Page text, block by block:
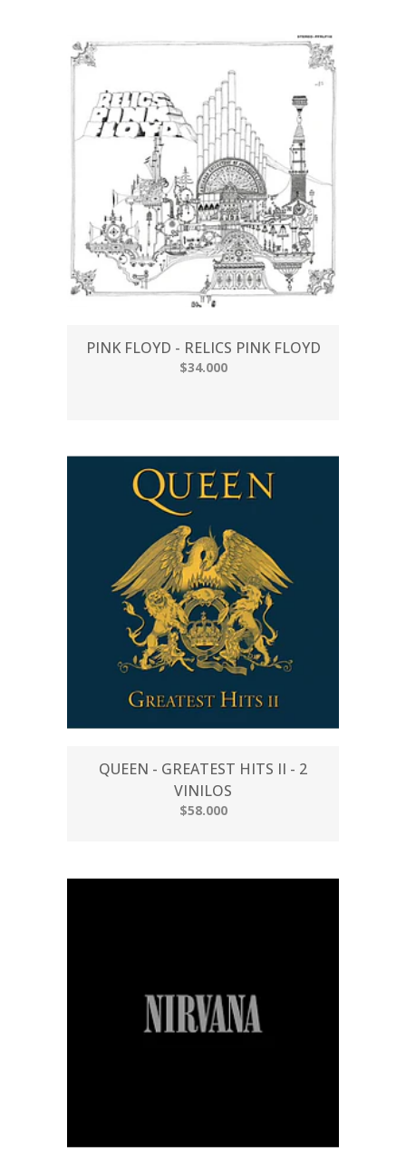
PINK FLOYD - RELICS PINK FLOYD
$34.000
QUEEN - GREATEST HITS II - 2
VINILOS
$58.000